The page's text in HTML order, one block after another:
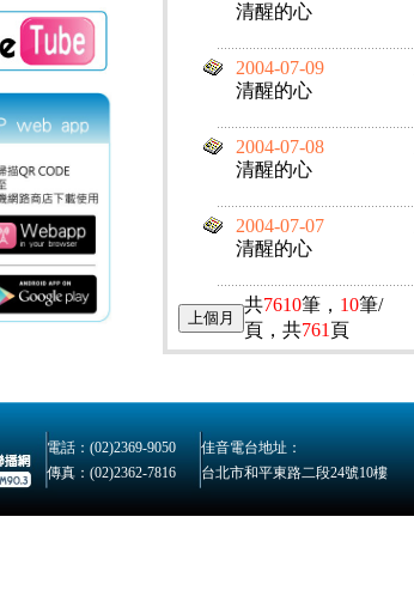
清醒的心
2004-07-09
清醒的心
2004-07-08
清醒的心
2004-07-07
清醒的心
共7610筆， 10筆/
頁，共761 頁
電話：(02)2369-9050 佳音電台地址：
傳真：(02)2362-7816
台北市和平東路二段24號10樓